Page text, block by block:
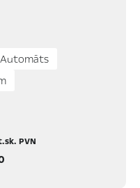
Automāts
PVN